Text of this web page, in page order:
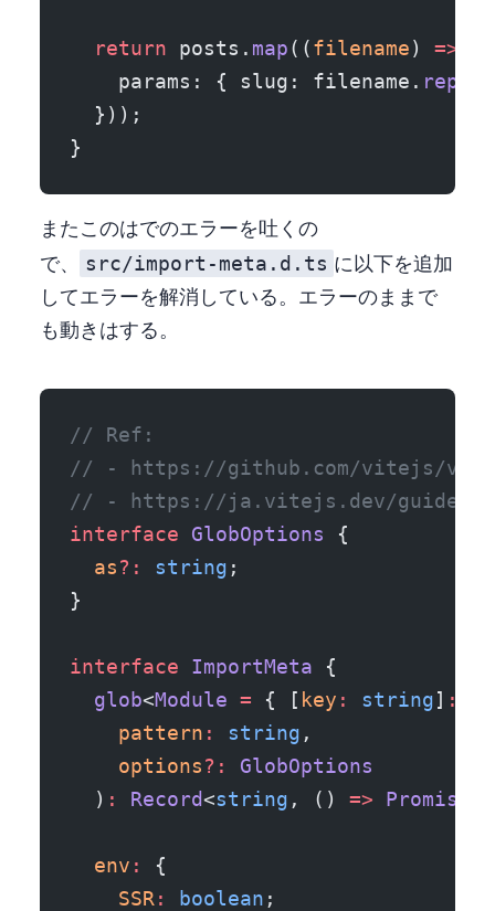
  return
posts. map((filename) =>
    params: { slug: filename.
  }));
}
またこの glob は VS Code で TypeScript のエラーを吐くの
で、
src/import-meta.d.ts に以下を追加
してエラーを解消している。エラーのままで
も動きはする。
// Ref:
// - https://github.com/vitejs/vite/
// - https://ja.vitejs.dev/guide/env-and-
interface GlobOptions {
  as
?: string ;
}
interface ImportMeta {
  glob
<Module = { [ key : string] :
    pattern
: string ,
    options
?:
GlobOptions
  )
: Record<string , () => Promise
  env
:
{
    SSR
: boolean ;